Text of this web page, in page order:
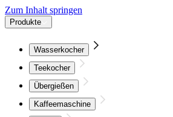
Zum Inhalt springen
Produkte
Wasserkocher
Teekocher
Übergießen
Kaffeemaschine